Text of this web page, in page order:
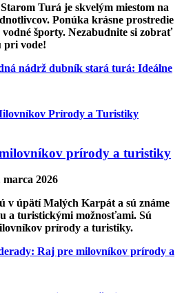
Turá je skvelým miestom na
Ponúka krásne prostredie
športy. Nezabudnite si zobrať
pri vode!
nádrž dubník stará turá: Ideálne
prírody a turistiky
marca 2026
v úpätí Malých Karpát a sú známe
a turistickými možnosťami. Sú
prírody a turistiky.
Raj pre milovníkov prírody a